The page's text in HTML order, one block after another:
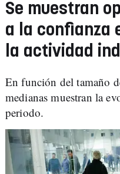
Se muestran
a la confianza
la actividad
En función del tamaño
medianas muestran la
periodo.